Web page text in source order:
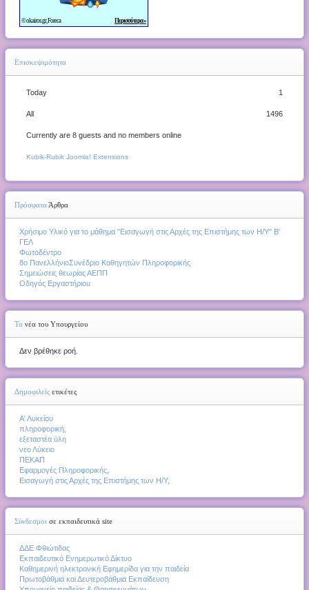
Επισκεψιμότητα
Today 1
All 1496
Currently are 8 guests and no members online
Kubik-Rubik Joomla! Extensions
ΠρόσφαταΆρθρα
Χρήσιμο Υλικό για το μάθημα "Εισαγωγή στις Αρχές της Επιστήμης των Η/Υ" Β'
ΓΕΛ
Φωτοδέντρο
8ο ΠανελλήνιοΣυνέδριο Καθηγητών Πληροφορικής
Σημειώσεις θεωρίας ΑΕΠΠ
Οδηγός Εργαστήριου
Τα νέα του Υπουργείου
Δεν βρέθηκε ροή.
Δημοφιλείς ετικέτες
Α' Λυκείου
πληροφορική,
εξεταστέα ύλη
νεο Λύκειο
ΠΕΚΑΠ
Εφαρμογές Πληροφορικής,
Εισαγωγή στις Αρχές της Επιστήμης των Η/Υ,
Σύνδεσμοι σε εκπαιδευτικά site
ΔΔΕ Φθιώτιδας
Εκπαιδευτικό Ενημερωτικό Δίκτυο
Καθημερινή ηλεκτρονική Εφημερίδα για την παιδεία
Πρωτοβάθμια και Δευτεροβάθμια Εκπαίδευση